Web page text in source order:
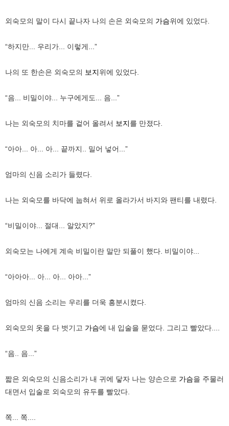
외숙모의 말이 다시 끝나자 나의 손은 외숙모의 가슴위에 있었다.
“하지만... 우리가... 이렇게...”
나의 또 한손은 외숙모의 보지위에 있었다.
“음... 비밀이야... 누구에게도... 음...”
나는 외숙모의 치마를 겉어 올려서 보지를 만졌다.
“아아... 아... 아... 끝까지.. 밀어 넣어...”
엄마의 신음 소리가 들렸다.
나는 외숙모를 바닥에 눕혀서 위로 올라가서 바지와 팬티를 내렸다.
“비밀이야... 절대... 알았지?”
외숙모는 나에게 계속 비밀이란 말만 되풀이 했다. 비밀이야...
“아아아... 아... 아... 아아...”
엄마의 신음 소리는 우리를 더욱 흥분시켰다.
외숙모의 옷을 다 벗기고 가슴에 내 입술을 묻었다. 그리고 빨았다....
“음.. 음...”
짧은 외숙모의 신음소리가 내 귀에 닿자 나는 양손으로 가슴을 주물러
대면서 입술로 외숙모의 유두를 빨았다.
쪽... 쪽....